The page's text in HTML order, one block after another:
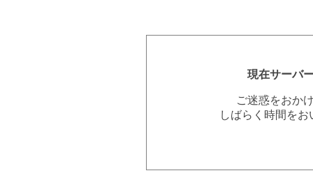
現在サーバ
ご迷惑をおか
しばらく時間を